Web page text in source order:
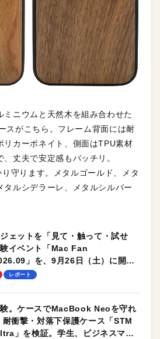
ミニウムと天然木を組み合わせた
スがこちら。フレーム背面には耐
リカーボネイト、側面はTPU素材
丈夫で安定感もバッチリ。
守ります。メタルゴールド、メタ
タルシデラーレ、メタルシルバー
ェットを「見て・触って・試せ
イベント「Mac Fan
」を、9月26日（土）に開催
レポート
。ケースでMacBook Neoを守れ
耐衝撃・対落下保護ケース「STM
」を検証。学生、ビジネスマン